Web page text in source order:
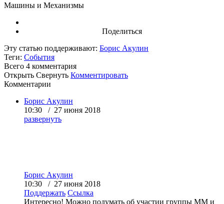
Машины и Механизмы
Поделиться
Эту статью поддерживают: Борис Акулин
Теги: События
Всего 4 комментария
Открыть Свернуть Комментировать
Комментарии
Борис Акулин
10:30 / 27 июня 2018
развернуть
Борис Акулин
10:30 / 27 июня 2018
Поддержать Ссылка
Интересно! Можно подумать об участии группы ММ и